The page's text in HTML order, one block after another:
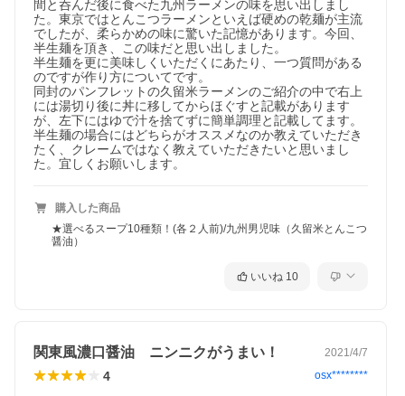
間と呑んだ後に食べた九州ラーメンの味を思い出しまし
た。東京ではとんこつラーメンといえば硬めの乾麺が主流
でしたが、柔らかめの味に驚いた記憶があります。今回、
半生麺を頂き、この味だと思い出しました。
半生麺を更に美味しくいただくにあたり、一つ質問がある
のですが作り方についてです。
同封のパンフレットの久留米ラーメンのご紹介の中で右上
には湯切り後に丼に移してからほぐすと記載があります
が、左下にはゆで汁を捨てずに簡単調理と記載してます。
半生麺の場合にはどちらがオススメなのか教えていただき
たく、クレームではなく教えていただきたいと思いまし
た。宜しくお願いします。
購入した商品
★選べるスープ10種類！(各２人前)/九州男児味（久留米とんこつ
醤油）
いいね 10
関東風濃口醤油 ニンニクがうまい！ 2021/4/7
4 osx********